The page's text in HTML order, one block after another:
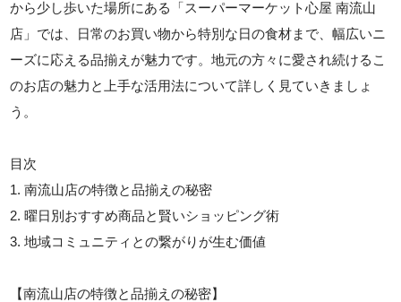
から少し歩いた場所にある「スーパーマーケット心屋 南流山
店」では、日常のお買い物から特別な日の食材まで、幅広いニ
ーズに応える品揃えが魅力です。地元の方々に愛され続けるこ
のお店の魅力と上手な活用法について詳しく見ていきましょ
う。
目次
1. 南流山店の特徴と品揃えの秘密
2. 曜日別おすすめ商品と賢いショッピング術
3. 地域コミュニティとの繋がりが生む価値
【南流山店の特徴と品揃えの秘密】